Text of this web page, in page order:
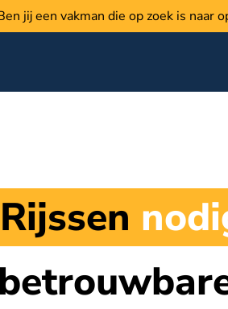
jij een vakman die op zoek is naar
Rijssen